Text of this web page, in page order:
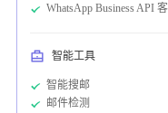
WhatsApp Business API
智能工具
智能搜邮
邮件检测